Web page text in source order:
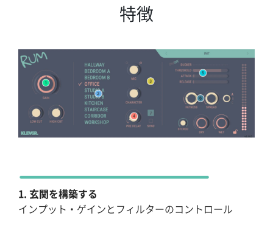
特徴
1. 玄関を構築する
インプット・ゲインとフィルターのコントロール